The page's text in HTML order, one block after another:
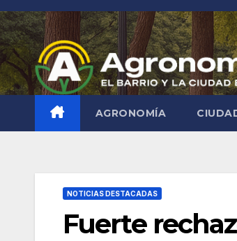
Saltar
al
contenido
AGRONOMÍA
NOTICIAS DESTACADAS
Fuerte